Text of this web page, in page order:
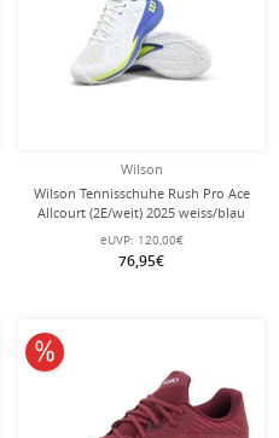
Wilson
Wilson Tennisschuhe Rush Pro Ace
Allcourt (2E/weit) 2025 weiss/blau
Herren
eUVP: 120,00€
76,95€
10% reduziert